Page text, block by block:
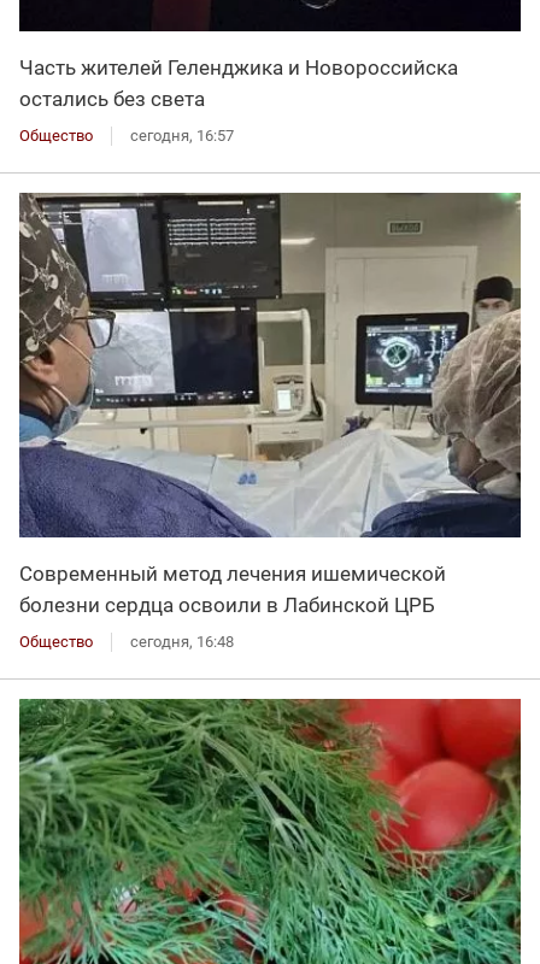
Часть жителей Геленджика и Новороссийска
остались без света
Общество сегодня, 16:57
Современный метод лечения ишемической
болезни сердца освоили в Лабинской ЦРБ
Общество сегодня, 16:48